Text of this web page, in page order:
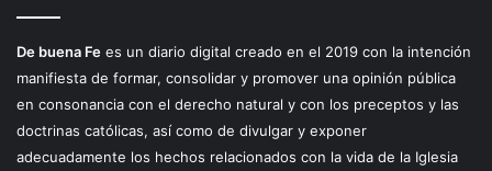
De buena Fe es un diario digital creado en el 2019 con la intención
manifiesta de formar, consolidar y promover una opinión pública
en consonancia con el derecho natural y con los preceptos y las
doctrinas católicas, así como de divulgar y exponer
adecuadamente los hechos relacionados con la vida de la Iglesia